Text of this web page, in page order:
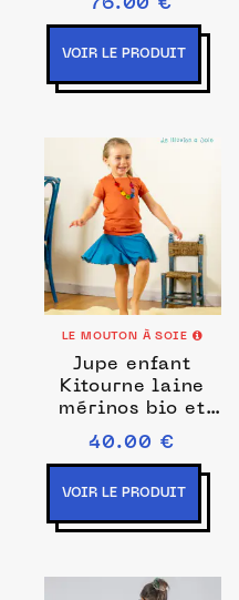
76.00 €
VOIR LE PRODUIT
LE MOUTON À SOIE
Jupe enfant
Kitourne laine
mérinos bio et
soie
40.00 €
VOIR LE PRODUIT